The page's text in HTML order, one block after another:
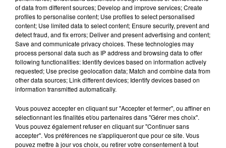
Musique
RÜFÜS DU SOL annonce un nouvel
album après sa tournée mondiale
of data from different sources; Develop and improve services; Create
profiles to personalise content; Use profiles to select personalised
content; Use limited data to select content; Ensure security, prevent and
detect fraud, and fix errors; Deliver and present advertising and content;
Save and communicate privacy choices. These technologies may
process personal data such as IP address and browsing data to offer
following functionalities: Identify devices based on information actively
requested; Use precise geolocation data; Match and combine data from
other data sources; Link different devices; Identify devices based on
information transmitted automatically.
Vous pouvez accepter en cliquant sur "Accepter et fermer", ou affiner en
sélectionnant les finalités et/ou partenaires dans "Gérer mes choix".
Vous pouvez également refuser en cliquant sur "Continuer sans
accepter". Vos préférences ne s'appliqueront que pour ce site. Vous
pouvez mettre à jour vos choix, ou retirer votre consentement à tout